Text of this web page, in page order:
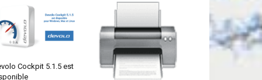
Cockpit 5.1.5 est